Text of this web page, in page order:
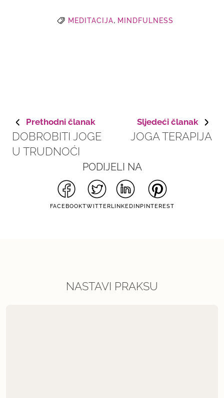
MEDITACIJA MINDFULNESS
Prethodni članak
DOBROBITI JOGE
U TRUDNOĆI
Sljedeći članak
JOGA TERAPIJA
PODIJELI NA
FACEBOOKTWITTERLINKEDINPINTEREST
NASTAVI PRAKSU